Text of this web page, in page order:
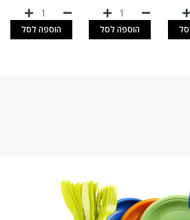
הוספה לסל הוספה לסל